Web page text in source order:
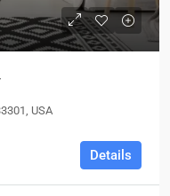
USA
Details